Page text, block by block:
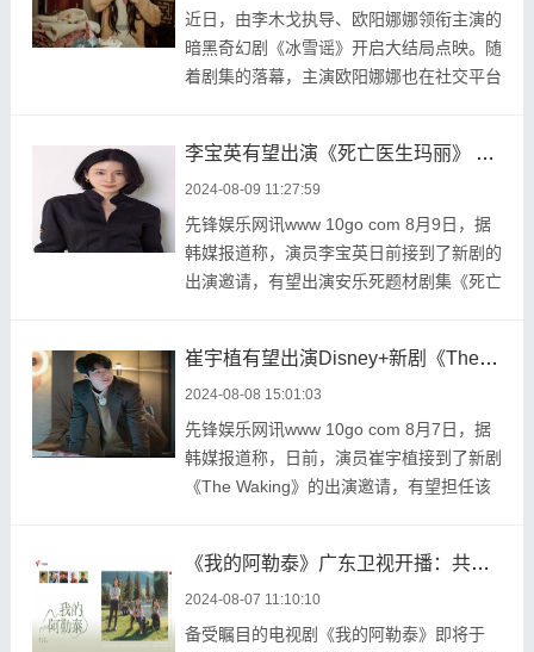
近日，由李木戈执导、欧阳娜娜领衔主演的
暗黑奇幻剧《冰雪谣》开启大结局点映。随
着剧集的落幕，主演欧阳娜娜也在社交平台
李宝英有望出演《死亡医生玛丽》 合作李民基
2024-08-09 11:27:59
先锋娱乐网讯www 10go com 8月9日，据
韩媒报道称，演员李宝英日前接到了新剧的
出演邀请，有望出演安乐死题材剧集《死亡
崔宇植有望出演Disney+新剧《The Waking》男主角 明年上半年播出
2024-08-08 15:01:03
先锋娱乐网讯www 10go com 8月7日，据
韩媒报道称，日前，演员崔宇植接到了新剧
《The Waking》的出演邀请，有望担任该
《我的阿勒泰》广东卫视开播：共赴新疆的壮丽之旅
2024-08-07 11:10:10
备受瞩目的电视剧《我的阿勒泰》即将于